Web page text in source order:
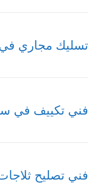
تسليك مجاري في
فني تكييف في
فني تصليح